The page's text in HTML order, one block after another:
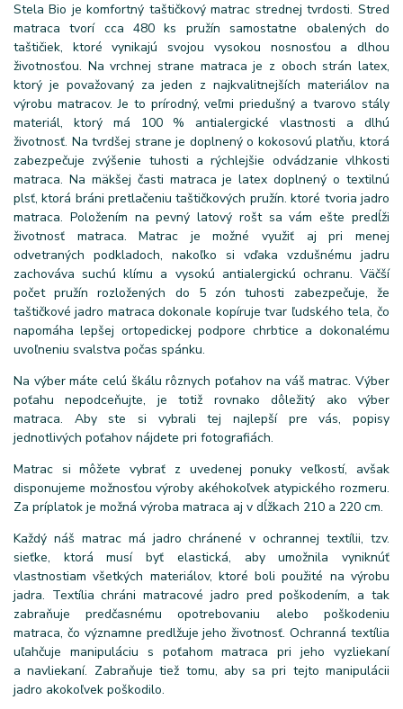
Stela Bio je komfortný taštičkový matrac strednej tvrdosti. Stred
matraca tvorí cca 480 ks pružín samostatne obalených do
taštičiek, ktoré vynikajú svojou vysokou nosnosťou a dlhou
životnosťou. Na vrchnej strane matraca je z oboch strán latex,
ktorý je považovaný za jeden z najkvalitnejších materiálov na
výrobu matracov. Je to prírodný, veľmi priedušný a tvarovo stály
materiál, ktorý má 100 % antialergické vlastnosti a dlhú
životnosť. Na tvrdšej strane je doplnený o kokosovú platňu, ktorá
zabezpečuje zvýšenie tuhosti a rýchlejšie odvádzanie vlhkosti
matraca. Na mäkšej časti matraca je latex doplnený o textilnú
plsť, ktorá bráni pretlačeniu taštičkových pružín. ktoré tvoria jadro
matraca. Položením na pevný latový rošt sa vám ešte predĺži
životnosť matraca. Matrac je možné využiť aj pri menej
odvetraných podkladoch, nakoľko si vďaka vzdušnému jadru
zachováva suchú klímu a vysokú antialergickú ochranu. Väčší
počet pružín rozložených do 5 zón tuhosti zabezpečuje, že
taštičkové jadro matraca dokonale kopíruje tvar ľudského tela, čo
napomáha lepšej ortopedickej podpore chrbtice a dokonalému
uvoľneniu svalstva počas spánku.
Na výber máte celú škálu rôznych poťahov na váš matrac. Výber
poťahu nepodceňujte, je totiž rovnako dôležitý ako výber
matraca. Aby ste si vybrali tej najlepší pre vás, popisy
jednotlivých poťahov nájdete pri fotografiách.
Matrac si môžete vybrať z uvedenej ponuky veľkostí, avšak
disponujeme možnosťou výroby akéhokoľvek atypického rozmeru.
Za príplatok je možná výroba matraca aj v dĺžkach 210 a 220 cm.
Každý náš matrac má jadro chránené v ochrannej textílii, tzv.
sieťke, ktorá musí byť elastická, aby umožnila vyniknúť
vlastnostiam všetkých materiálov, ktoré boli použité na výrobu
jadra. Textília chráni matracové jadro pred poškodením, a tak
zabraňuje predčasnému opotrebovaniu alebo poškodeniu
matraca, čo významne predlžuje jeho životnosť. Ochranná textília
uľahčuje manipuláciu s poťahom matraca pri jeho vyzliekaní
a navliekaní. Zabraňuje tiež tomu, aby sa pri tejto manipulácii
jadro akokoľvek poškodilo.